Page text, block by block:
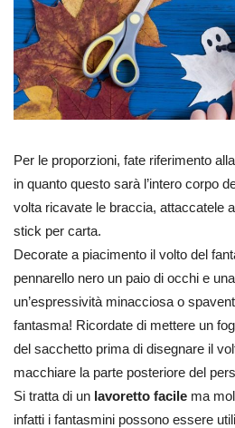
Per le proporzioni, fate riferimento
in quanto questo sarà l’intero corpo
volta ricavate le braccia, attaccatele
stick per carta.
Decorate a piacimento il volto del
pennarello nero un paio di occhi e
un’espressività minacciosa o
fantasma! Ricordate di mettere un
del sacchetto prima di disegnare il
macchiare la parte posteriore del
Si tratta di un lavoretto facile ma
infatti i fantasmini possono essere